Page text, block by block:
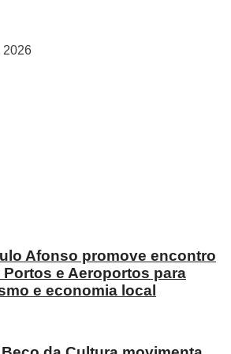
2026
Afonso promove encontro
e Aeroportos para
e economia local